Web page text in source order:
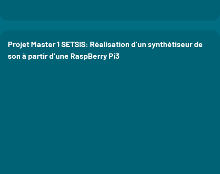
Projet Master 1 SETSIS: Réalisation d'un synthétiseur de
son à partir d'une RaspBerry Pi3